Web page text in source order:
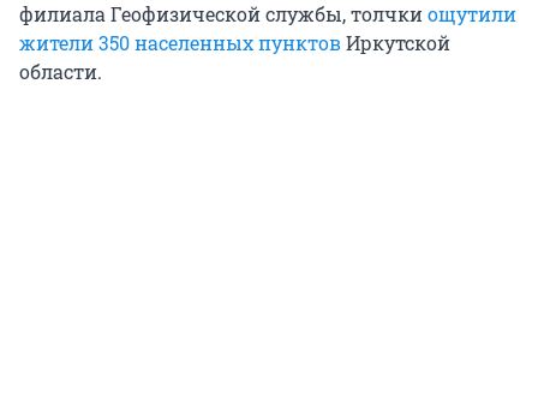
филиала Геофизической службы, толчкиощутили
жители 350 населенных пунктовИркутской
области.